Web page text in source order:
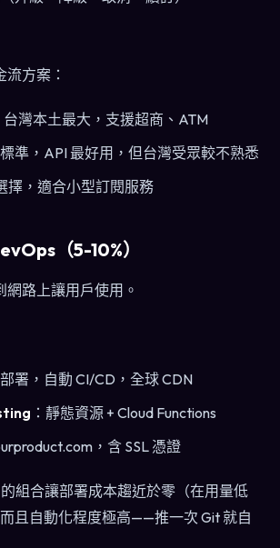
方案：
台灣本土最大，支援超商、ATM
標準，API 最好用，但台灣受眾較不熟悉
擇，適合小型訂閱服務
（5-10%）
路上讓用戶使用。
部署，自動 CI/CD，全球 CDN
：靜態資源 + Cloud Functions
，含 SSL 憑證
的組合讓部署成本趨近於零（在用量低
且自動化程度極高——推一次 Git 就自